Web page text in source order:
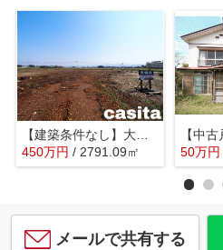
【建築条件なし】大仙市藤木 広大地2791.09㎡(844.30坪)敷地内落差あり
450万円 / 2791.09㎡
50万円
メールで共有する